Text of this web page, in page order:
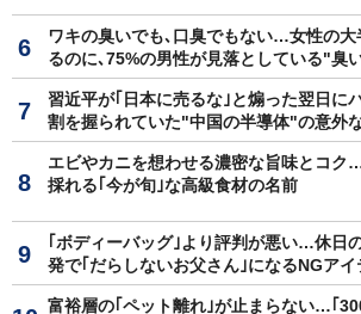
ワキの臭いでも､口臭でもない…女性の大
るのに､75%の男性が見落としている"臭
習近平が｢日本に売るな｣と煽った翌日に
割を握られていた"中国の半導体"の意外
エビやカニを想わせる濃密な旨味とコク
採れる｢今が旬｣な高級食材の名前
｢ボディーバッグ｣より評判が悪い…休日
発で｢だらしないお父さん｣になるNGアイ
富裕層の｢ペット離れ｣が止まらない…｢